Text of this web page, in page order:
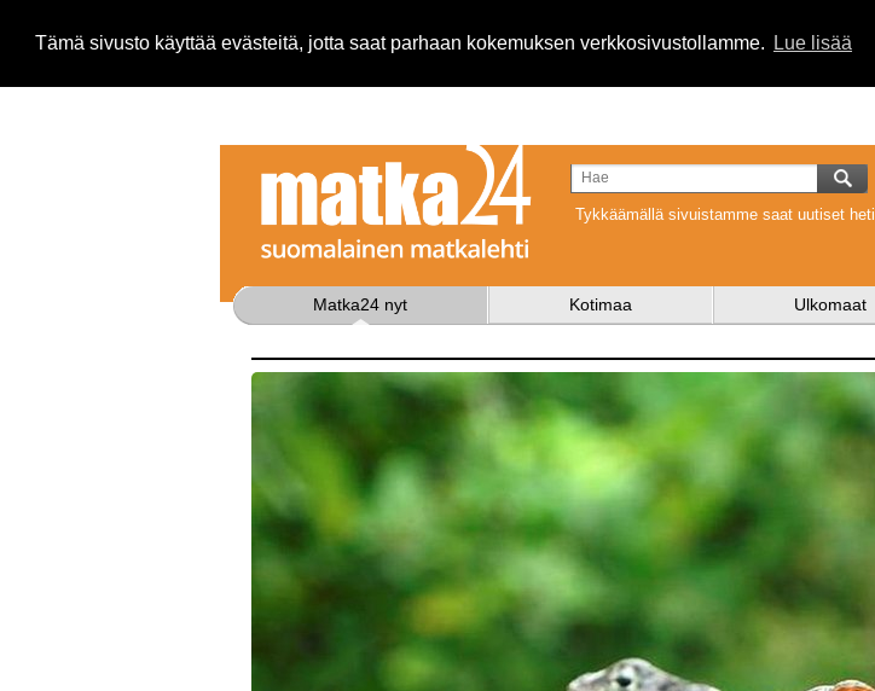
Tämä sivusto käyttää evästeitä, jotta saat parhaan kokemuksen verkkosivustollamme. Lue lisää
Tykkäämällä sivuistamme saat uutiset heti
Matka24 nyt Kotimaa Ulkomaat